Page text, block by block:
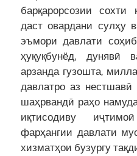
барқарорсозии сохти
даст овардани сулҳу
эъмори давлати
ҳуқуқбунёд, дунявӣ
арзанда гузошта,
давлатро аз нестшавӣ
шаҳрвандӣ раҳо
иқтисодиву
фарҳангии давлати
хизматҳои бузургу